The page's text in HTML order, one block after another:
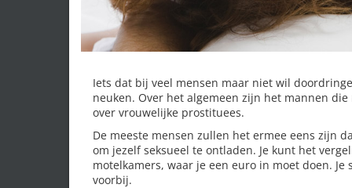
Iets dat bij veel mensen maar niet wil
neuken. Over het algemeen zijn het mannen
over vrouwelijke prostituees.
De meeste mensen zullen het ermee eens zijn
om jezelf seksueel te ontladen. Je kunt het
motelkamers, waar je een euro in moet doen.
voorbij.